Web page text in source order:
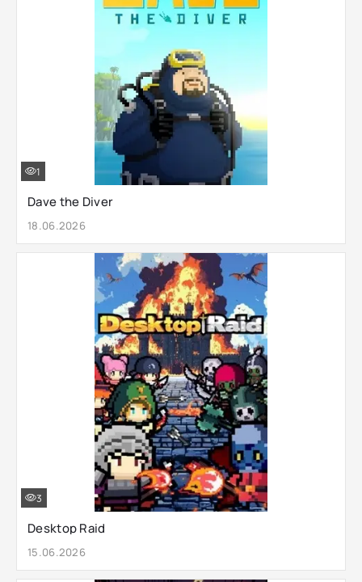
Dave the Diver
18.06.2026
1
Desktop Raid
15.06.2026
3